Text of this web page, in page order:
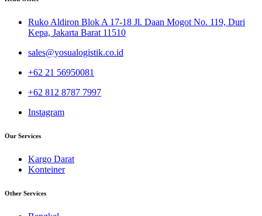
Ruko Aldiron Blok A 17-18 Jl. Daan Mogot No. 119, Duri
Kepa, Jakarta Barat 11510
sales@yosualogistik.co.id
+62 21 56950081
+62 812 8787 7997
Instagram
Our Services
Kargo Darat
Konteiner
Other Services